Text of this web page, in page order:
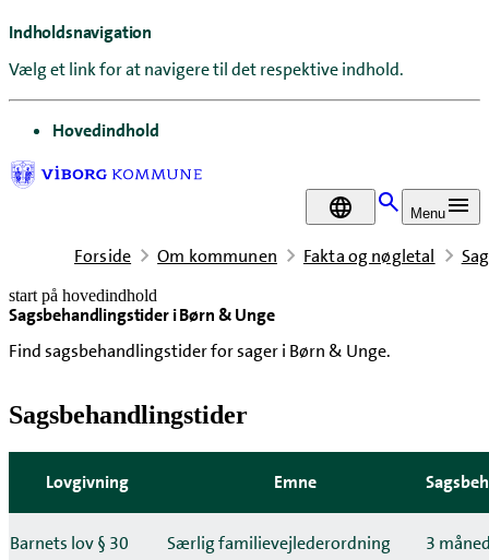
Indholdsnavigation
Vælg et link for at navigere til det respektive indhold.
gå til
Hovedindhold
DA Menu
Forside Om kommunen Fakta og nøgletal
start på hovedindhold
Sagsbehandlingstider i Børn & Unge
Find sagsbehandlingstider for sager i Børn & Unge.
senest opdateret 21. april 2026
Sagsbehandlingstider
Lovgivning Emne
Barnets lov § 30 Særlig familievejlederordning 3